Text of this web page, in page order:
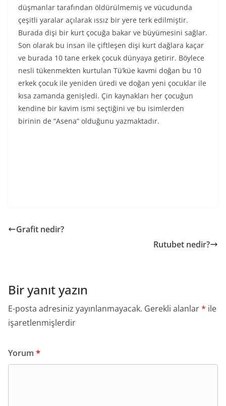
düşmanlar tarafından öldürülmemiş ve vücudunda
çeşitli yaralar açılarak ıssız bir yere terk edilmiştir.
Burada dişi bir kurt çocuğa bakar ve büyümesini sağlar.
Son olarak bu insan ile çiftleşen dişi kurt dağlara kaçar
ve burada 10 tane erkek çocuk dünyaya getirir. Böylece
nesli tükenmekten kurtulan Tü’küe kavmi doğan bu 10
erkek çocuk ile yeniden üredi ve doğan yeni çocuklar ile
kısa zamanda genişledi. Çin kaynakları her çocuğun
kendine bir kavim ismi seçtiğini ve bu isimlerden
birinin de “Asena” olduğunu yazmaktadır.
Grafit nedir?
Rutubet nedir?
Bir yanıt yazın
E-posta adresiniz yayınlanmayacak. Gerekli alanlar* ile
işaretlenmişlerdir
Yorum *